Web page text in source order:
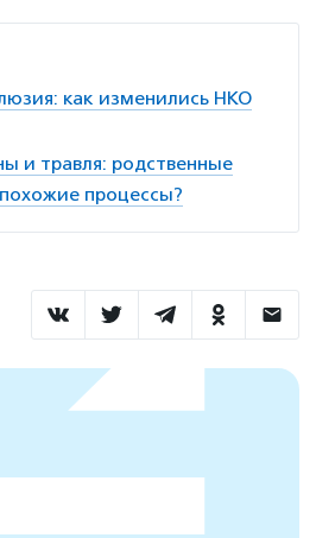
как изменились НКО
и травля: родственные
процессы?